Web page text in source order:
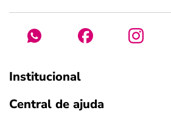
Institucional
Central de ajuda